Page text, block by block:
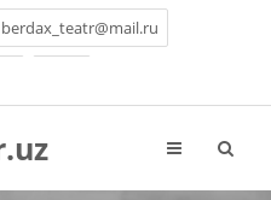
berdax_teatr@mail.ru